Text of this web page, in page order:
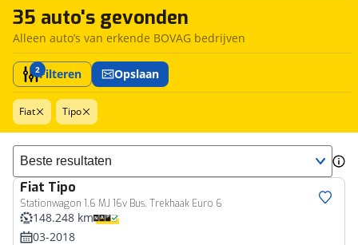
35 auto's gevonden
Alleen auto’s van erkende BOVAG bedrijven
2Filteren Opslaan
Fiat Tipo
Sorteer resultaten
Fiat Tipo
Stationwagon 1.6 MJ 16v Bus. Trekhaak Euro 6
148.248 km
03-2018